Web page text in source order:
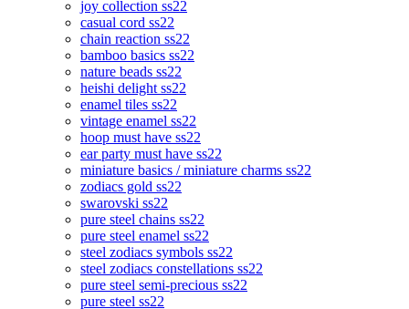
joy collection ss22
casual cord ss22
chain reaction ss22
bamboo basics ss22
nature beads ss22
heishi delight ss22
enamel tiles ss22
vintage enamel ss22
hoop must have ss22
ear party must have ss22
miniature basics / miniature charms ss22
zodiacs gold ss22
swarovski ss22
pure steel chains ss22
pure steel enamel ss22
steel zodiacs symbols ss22
steel zodiacs constellations ss22
pure steel semi-precious ss22
pure steel ss22